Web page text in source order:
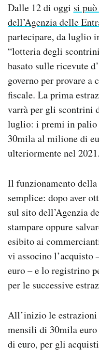
Regala il Post
Hai bisogno di aiuto?
Esci
Dalle 12 di oggi si
dell’Agenzia delle
partecipare, da luglio
“lotteria degli
basato sulle ricevute
governo per provare a
fiscale. La prima
varrà per gli scontrini
luglio: i premi in palio
30mila al milione di
ulteriormente nel 2021.
Il funzionamento
semplice: dopo aver
sul sito dell’Agenzia
stampare oppure
esibito ai
vi associno
euro – e lo registrino
per le successive
All’inizio le estrazioni
mensili di 30mila
di euro, per gli